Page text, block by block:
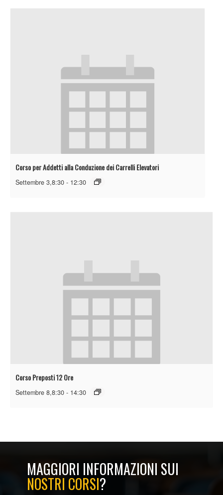
Corso per Addetti alla Conduzione dei Carrelli Elevatori
Settembre 3,8:30 - 12:30
Corso Preposti 12 Ore
Settembre 8,8:30 - 14:30
MAGGIORI INFORMAZIONI SUI
NOSTRI CORSI?